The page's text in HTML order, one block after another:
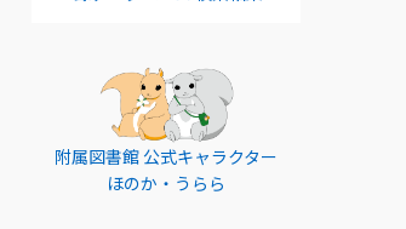
附属図書館 公式キャラクター
ほのか・うらら